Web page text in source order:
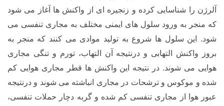
آلرژن را شناسایی کرده و زنجیره ای از واکنش ها آغاز می شود
که منجر به ورود سلول های ایمنی مختلف به مجاری تنفسی می
شود. این سلول ها شروع به تولید موادی می کنند که منجر به
بروز واکنش التهابی و درنتیجه آن التهاب، تورم و تنگی مجاری
هوایی می شوند. در نتیجه این واکنش ها قطر مجاری هوایی کم
شده و موکوس و ترشحات در مجاری انباشته می شوند و درنتیجه
عبور هوا از مجاری تنفسی کم شده و گربه دچار حملات تنفسی،